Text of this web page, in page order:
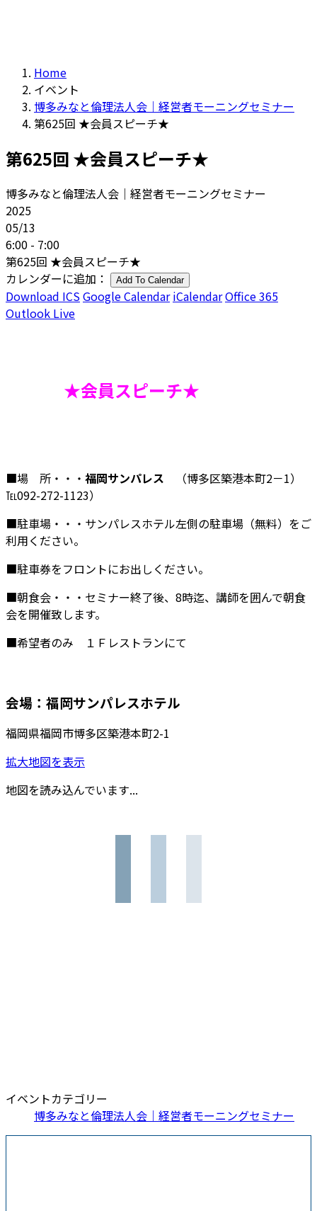
Home
イベント
博多みなと倫理法人会｜経営者モーニングセミナー
第625回 ★会員スピーチ★
第625回 ★会員スピーチ★
博多みなと倫理法人会｜経営者モーニングセミナー
2025
05/13
6:00 - 7:00
第625回 ★会員スピーチ★
カレンダーに追加：
Add To Calendar
Download ICSGoogle Calendar iCalendarOffice 365
Outlook Live
★会員スピーチ★
■場 所・・・ 福岡サンパレス
（博多区築港本町2－1）
℡092-272-1123）
■駐車場・・・サンパレスホテル左側の駐車場（無料）をご
利用ください。
■駐車券をフロントにお出しください。
■朝食会・・・セミナー終了後、8時迄、講師を囲んで朝食
会を開催致します。
■希望者のみ １Ｆレストランにて
会場：福岡サンパレスホテル
福岡県福岡市博多区築港本町2-1
拡大地図を表示
地図を読み込んでいます...
イベントカテゴリー
博多みなと倫理法人会｜経営者モーニングセミナー